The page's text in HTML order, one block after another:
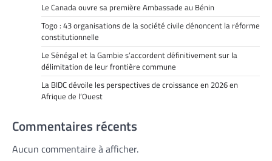
Le Canada ouvre sa première Ambassade au Bénin
Togo : 43 organisations de la société civile dénoncent la réforme
constitutionnelle
Le Sénégal et la Gambie s’accordent définitivement sur la
délimitation de leur frontière commune
La BIDC dévoile les perspectives de croissance en 2026 en
Afrique de l’Ouest
Commentaires récents
Aucun commentaire à afficher.